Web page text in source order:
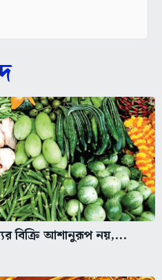
বিক্রি আশানুরূপ নয়,...